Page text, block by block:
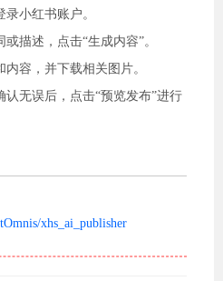
小红书账户。
描述，点击“生成内容”。
容，并下载相关图片。
无误后，点击“预览发布”进行
xhs_ai_publisher